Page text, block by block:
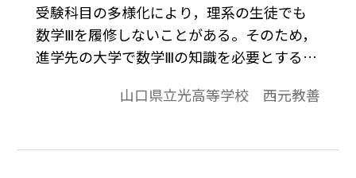
受験科目の多様化により，理系の生徒でも
数学Ⅲを履修しないことがある。そのため，
進学先の大学で数学Ⅲの知識を必要とする講
惑う学生が見られる。本稿では，某私大の
数を扱うことになった学生（数学Ⅲ履修者）
山口県立光高等学校 西元教善